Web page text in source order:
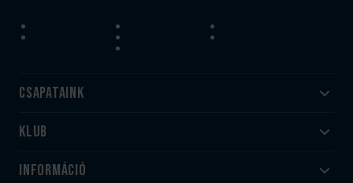
Csapataink
Felnőtt
Utánpótlás
Klub
#HandballFamily
Információ